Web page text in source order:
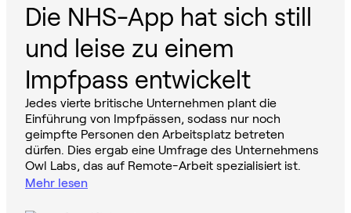
Die NHS-App hat sich still
und leise zu einem
Impfpass entwickelt
Jedes vierte britische Unternehmen plant die
Einführung von Impfpässen, sodass nur noch
geimpfte Personen den Arbeitsplatz betreten
dürfen. Dies ergab eine Umfrage des Unternehmens
Owl Labs, das auf Remote-Arbeit spezialisiert ist.
Mehr lesen